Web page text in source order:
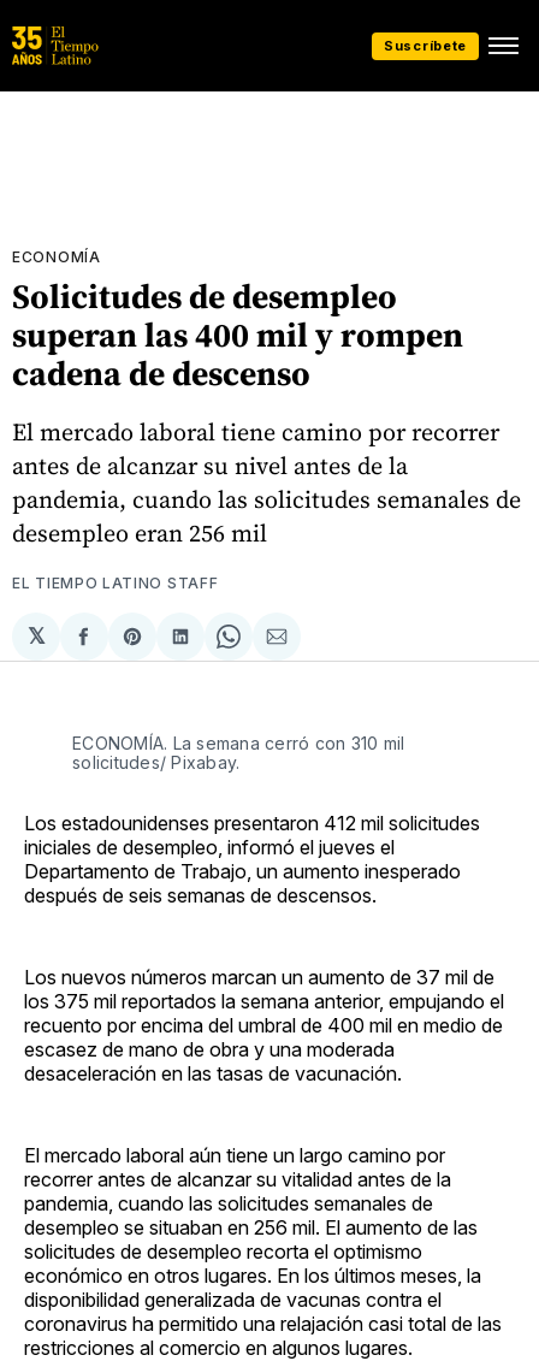
Suscríbete
ECONOMÍA
Solicitudes de desempleo
superan las 400 mil y rompen
cadena de descenso
El mercado laboral tiene camino por recorrer
antes de alcanzar su nivel antes de la
pandemia, cuando las solicitudes semanales de
desempleo eran 256 mil
EL TIEMPO LATINO STAFF
𝕏
Compartir
en
Share
on
Compartir
en
Share
on
Compartir
via
ECONOMÍA. La semana cerró con 310 mil
solicitudes/ Pixabay.
Los estadounidenses presentaron 412 mil solicitudes
iniciales de desempleo, informó el jueves el
Departamento de Trabajo, un aumento inesperado
después de seis semanas de descensos.
Los nuevos números marcan un aumento de 37 mil de
los 375 mil reportados la semana anterior, empujando el
recuento por encima del umbral de 400 mil en medio de
escasez de mano de obra y una moderada
desaceleración en las tasas de vacunación.
El mercado laboral aún tiene un largo camino por
recorrer antes de alcanzar su vitalidad antes de la
pandemia, cuando las solicitudes semanales de
desempleo se situaban en 256 mil. El aumento de las
solicitudes de desempleo recorta el optimismo
económico en otros lugares. En los últimos meses, la
disponibilidad generalizada de vacunas contra el
coronavirus ha permitido una relajación casi total de las
restricciones al comercio en algunos lugares.